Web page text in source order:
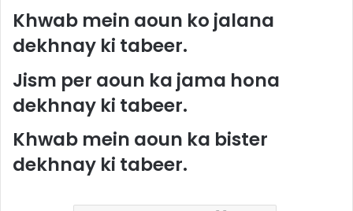
Khwab mein aoun ko jalana
dekhnay ki tabeer.
Jism per aoun ka jama hona
dekhnay ki tabeer.
Khwab mein aoun ka bister
dekhnay ki tabeer.